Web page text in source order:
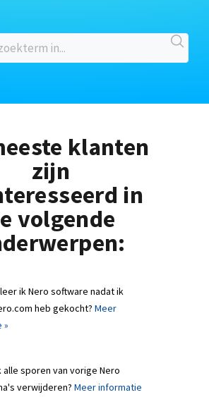
klanten
zijn
in
volgende
ik Nero software nadat ik
heb gekocht? Meer
»
alle sporen van vorige Nero
verwijderen? Meer informatie